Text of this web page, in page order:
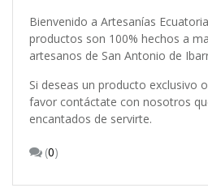
Bienvenido a Artesanías
productos son 100% hechos a
artesanos de San Antonio de
Si deseas un producto exclusivo
favor contáctate con nosotros
encantados de servirte.
(0)